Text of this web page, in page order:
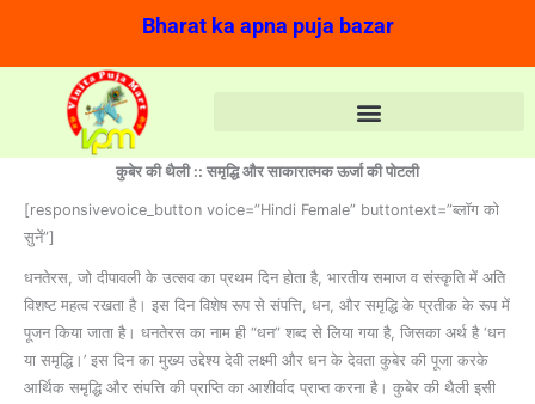
content
Bharat ka apna puja bazar
कुबेर की थैली :: समृद्धि और साकारात्‍मक ऊर्जा की पोटली
[responsivevoice_button voice=”Hindi Female” buttontext=”ब्‍लॉग को
सुनें”]
धनतेरस, जो दीपावली के उत्सव का प्रथम दिन होता है, भारतीय समाज व संस्‍कृति में अति
विशष्‍ट महत्व रखता है। इस दिन विशेष रूप से संपत्ति, धन, और समृद्धि के प्रतीक के रूप में
पूजन किया जाता है। धनतेरस का नाम ही “धन” शब्द से लिया गया है, जिसका अर्थ है ‘धन
या समृद्धि।’ इस दिन का मुख्य उद्देश्य देवी लक्ष्मी और धन के देवता कुबेर की पूजा करके
आर्थिक समृद्धि और संपत्ति की प्राप्ति का आशीर्वाद प्राप्त करना है। कुबेर की थैली इसी